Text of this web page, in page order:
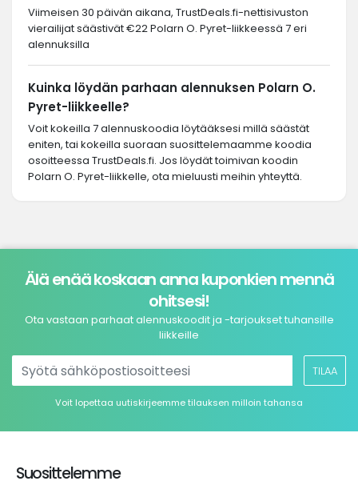
Viimeisen 30 päivän aikana, TrustDeals.fi-nettisivuston
vierailijat säästivät €22 Polarn O. Pyret-liikkeessä 7 eri
alennuksilla
Kuinka löydän parhaan alennuksen Polarn O.
Pyret-liikkeelle?
Voit kokeilla 7 alennuskoodia löytääksesi millä säästät
eniten, tai kokeilla suoraan suosittelemaamme koodia
osoitteessa TrustDeals.fi. Jos löydät toimivan koodin
Polarn O. Pyret-liikkelle, ota mieluusti meihin yhteyttä.
Älä enää koskaan anna kuponkien mennä
ohitsesi!
Ota vastaan parhaat alennuskoodit ja -tarjoukset tuhansille
liikkeille
TILAA
Voit lopettaa uutiskirjeemme tilauksen milloin tahansa
Suosittelemme